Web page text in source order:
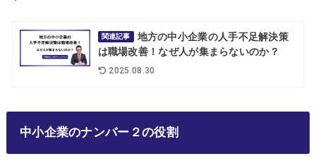
関連記事
地方の中小企業の人手不足解決策
は職場改善！なぜ人が集まらないのか？
2025.08.30
中小企業のナンバー２の役割